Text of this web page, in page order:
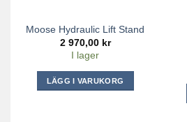
Moose Hydraulic Lift Stand
2 970,00 kr
I lager
LÄGG I VARUKORG